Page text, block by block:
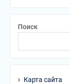
Поиск
Карта сайта